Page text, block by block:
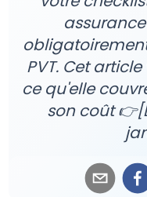
PVT. Cet
ce qu'elle
son coût